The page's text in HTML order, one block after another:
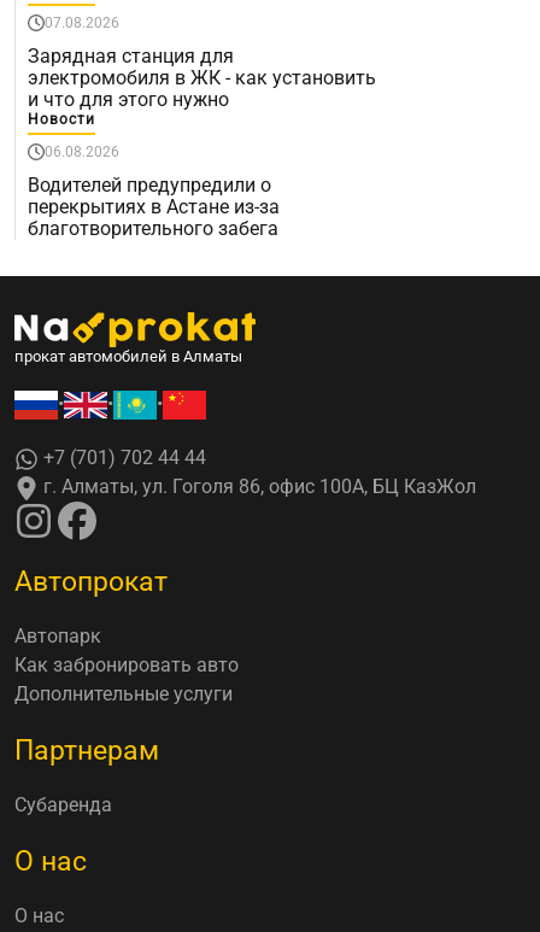
07.08.2026
Зарядная станция для
электромобиля в ЖК - как установить
и что для этого нужно
Новости
06.08.2026
Водителей предупредили о
перекрытиях в Астане из-за
благотворительного забега
прокат автомобилей в Алматы
• • •
+7 (701) 702 44 44
г. Алматы, ул. Гоголя 86, офис 100А, БЦ КазЖол
Автопрокат
Автопарк
Как забронировать авто
Дополнительные услуги
Партнерам
Субаренда
О нас
О нас